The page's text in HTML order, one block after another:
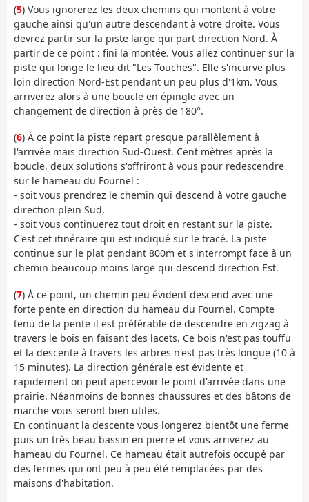
(5) Vous ignorerez les deux chemins qui montent à votre
gauche ainsi qu'un autre descendant à votre droite. Vous
devrez partir sur la piste large qui part direction Nord. À
partir de ce point : fini la montée. Vous allez continuer sur la
piste qui longe le lieu dit "Les Touches". Elle s'incurve plus
loin direction Nord-Est pendant un peu plus d'1km. Vous
arriverez alors à une boucle en épingle avec un
changement de direction à près de 180°.
(6) À ce point la piste repart presque parallèlement à
l'arrivée mais direction Sud-Ouest. Cent mètres après la
boucle, deux solutions s'offriront à vous pour redescendre
sur le hameau du Fournel :
- soit vous prendrez le chemin qui descend à votre gauche
direction plein Sud,
- soit vous continuerez tout droit en restant sur la piste.
C'est cet itinéraire qui est indiqué sur le tracé. La piste
continue sur le plat pendant 800m et s'interrompt face à un
chemin beaucoup moins large qui descend direction Est.
(7) À ce point, un chemin peu évident descend avec une
forte pente en direction du hameau du Fournel. Compte
tenu de la pente il est préférable de descendre en zigzag à
travers le bois en faisant des lacets. Ce bois n'est pas touffu
et la descente à travers les arbres n'est pas très longue (10 à
15 minutes). La direction générale est évidente et
rapidement on peut apercevoir le point d'arrivée dans une
prairie. Néanmoins de bonnes chaussures et des bâtons de
marche vous seront bien utiles.
En continuant la descente vous longerez bientôt une ferme
puis un très beau bassin en pierre et vous arriverez au
hameau du Fournel. Ce hameau était autrefois occupé par
des fermes qui ont peu à peu été remplacées par des
maisons d'habitation.